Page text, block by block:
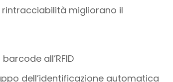
migliorano il
all’RFID
dell’identificazione automatica